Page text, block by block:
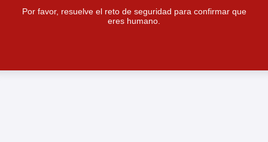
Por favor, resuelve el reto de seguridad para confirmar que
eres humano.